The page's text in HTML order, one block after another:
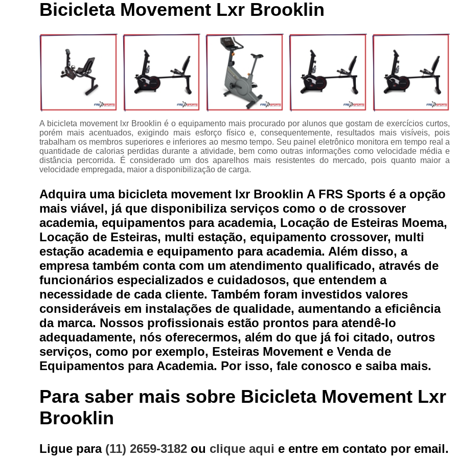
Locação de
aparelhos
equipamentos
academia
Manutenção
equipamentos
de academia
Multi estação
Venda de
equipamentos
para
academia
Bicicleta Movement Lxu
Bicicleta Movement Perform
Crossover Academia
Crossover Angulado
Crossover para Musculação
Crossover Profissional para
Crossover Treinamento Funcional
Equipamento Crossover
Aparelho Elíptico de Academia
Aparelho Elíptico Gt e
Elíptico da Movement
Elíptico Movement Elíptico
Elíptico Movement Lx140
Elíptico Movement Perform
Equipamento para Academia
Equipamento
Equipamento para Academia Profissional
Equipamentos para Academia em Clubes
Equipamentos para Academia Musculação
Equipamentos para Academia para Personal Trainer
Esteira Movement Academia
Esteira Movement com
Esteira Movement Lx 160
Esteira Movement Lx 160g4 Esteira
Esteira Movement R4 110v
Esteira Movement Rt 150
Locação de Aparelho Academia
Locação de Aparelho Elíptico
Locação de Aparelhos de Musculação
Locação de Aparelhos para
Locação de Bicicletas
Locação de Elíptico
Locação de Esteira para Academia
Locação de Equipamento Academia Musculação
Locação
Locação de Equipamento para Academia
Locação de
Bicicleta Movement Lxr Brooklin
A bicicleta movement lxr Brooklin é o equipamento mais procurado por alunos que gostam de exercícios curtos,
porém mais acentuados, exigindo mais esforço físico e, consequentemente, resultados mais visíveis, pois
trabalham os membros superiores e inferiores ao mesmo tempo. Seu painel eletrônico monitora em tempo real a
quantidade de calorias perdidas durante a atividade, bem como outras informações como velocidade média e
distância percorrida. É considerado um dos aparelhos mais resistentes do mercado, pois quanto maior a
velocidade empregada, maior a disponibilização de carga.
Adquira uma bicicleta movement lxr Brooklin A FRS Sports é a opção
mais viável, já que disponibiliza serviços como o de crossover
academia, equipamentos para academia, Locação de Esteiras Moema,
Locação de Esteiras, multi estação, equipamento crossover, multi
estação academia e equipamento para academia. Além disso, a
empresa também conta com um atendimento qualificado, através de
funcionários especializados e cuidadosos, que entendem a
necessidade de cada cliente. Também foram investidos valores
consideráveis em instalações de qualidade, aumentando a eficiência
da marca. Nossos profissionais estão prontos para atendê-lo
adequadamente, nós oferecermos, além do que já foi citado, outros
serviços, como por exemplo, Esteiras Movement e Venda de
Equipamentos para Academia. Por isso, fale conosco e saiba mais.
Para saber mais sobre Bicicleta Movement Lxr
Brooklin
Ligue para (11) 2659-3182 ou clique aqui e entre em contato por email.